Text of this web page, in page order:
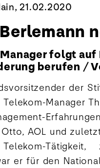
21.02.2020
folgt
berufen /
der
Manager
AOL und
Telekom-
er für den